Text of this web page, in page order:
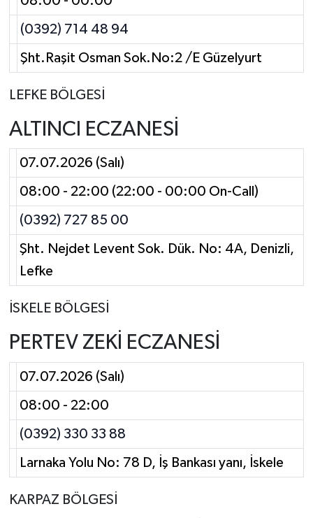
(0392) 714 48 94
Şht.Raşit Osman Sok.No:2 /E Güzelyurt
LEFKE BÖLGESİ
ALTINCI ECZANESİ
07.07.2026 (Salı)
08:00 - 22:00 (22:00 - 00:00 On-Call)
(0392) 727 85 00
Şht. Nejdet Levent Sok. Dük. No: 4A, Denizli,
Lefke
İSKELE BÖLGESİ
PERTEV ZEKİ ECZANESİ
07.07.2026 (Salı)
08:00 - 22:00
(0392) 330 33 88
Larnaka Yolu No: 78 D, İş Bankası yanı, İskele
KARPAZ BÖLGESİ